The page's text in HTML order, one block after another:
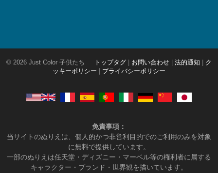
© 2026 Just Color 子供たち トップタグ お問い合わせ 法的通知
ク
ッキーポリシー
プライバシーポリシー
免責事項：
当サイトのぬりえは、個人的かつ非営利目的でのご利用のみを対象
に無料で提供しています。
一部のぬりえは任天堂・ディズニー・マーベル等の権利者に属する
キャラクター・ブランド・世界観を描いています。